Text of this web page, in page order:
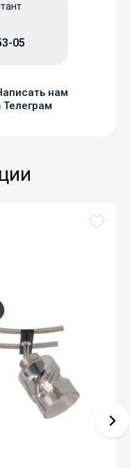
05
нам
Телеграм